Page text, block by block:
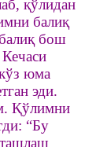
қўлидан
балиқ
бош
юма
эди.
Қўлимни
“Бу